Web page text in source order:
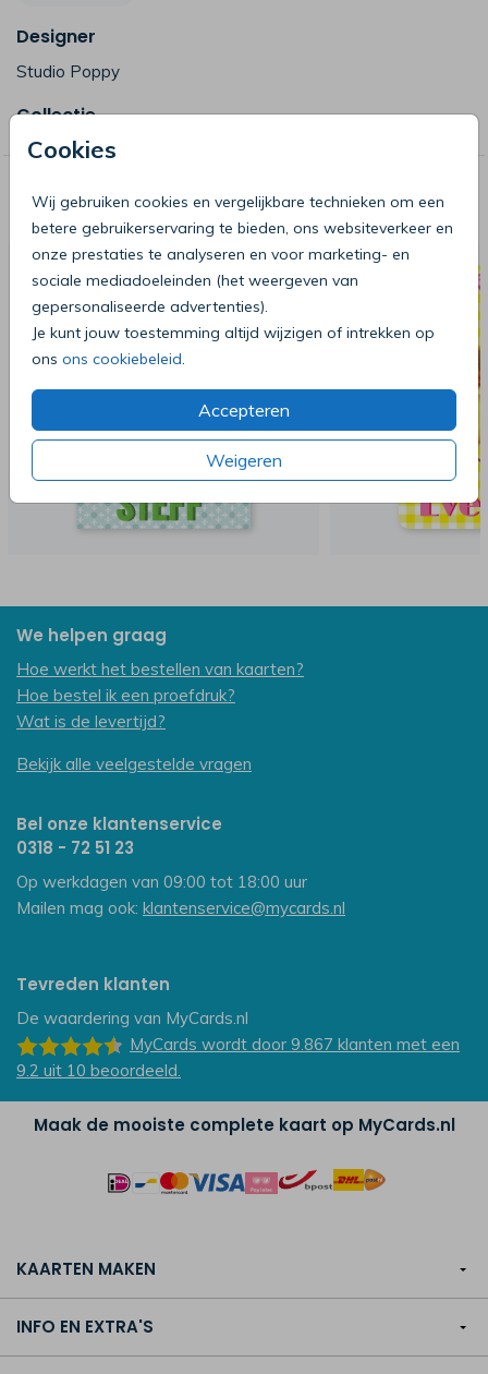
Cookies
Wij gebruiken cookies en vergelijkbare technieken om een
betere gebruikerservaring te bieden, ons websiteverkeer en
onze prestaties te analyseren en voor marketing- en
sociale mediadoeleinden (het weergeven van
gepersonaliseerde advertenties).
Je kunt jouw toestemming altijd wijzigen of intrekken op
ons ons cookiebeleid.
Accepteren
Weigeren
Designer
Studio Poppy
Collectie
Deze producten zijn wellicht ook iets
voor je
We helpen graag
Hoe werkt het bestellen van kaarten?
Hoe bestel ik een proefdruk?
Wat is de levertijd?
Bekijk alle veelgestelde vragen
Bel onze klantenservice
0318 - 72 51 23
Op werkdagen van 09:00 tot 18:00 uur
Mailen mag ook: klantenservice@mycards.nl
Tevreden klanten
De waardering van MyCards.nl
MyCards wordt door 9.867 klanten met een
9.2 uit 10 beoordeeld.
Maak de mooiste complete kaart op MyCards.nl
KAARTEN MAKEN
INFO EN EXTRA'S